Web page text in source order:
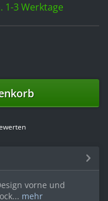
1-3 Werktage
vorne und
mehr